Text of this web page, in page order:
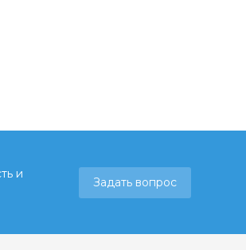
и
Задать вопрос